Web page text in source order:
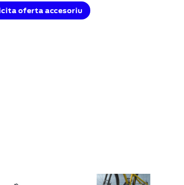
oferta accesoriu